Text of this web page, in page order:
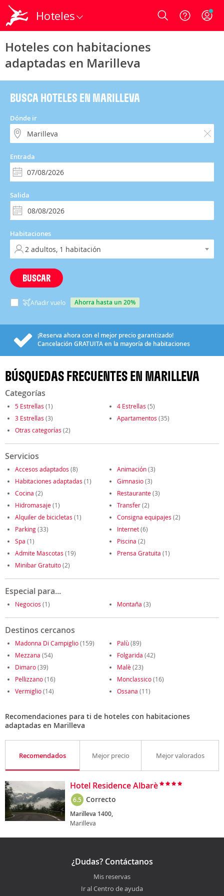
Hoteles Login
Hoteles con habitaciones
adaptadas en Marilleva
BUSCA HOTELES EN MARILLEVA
Dónde ir
Entrada
Salida
Habitaciones
BUSCAR
Añadir vuelo ahorra hasta un 20%
¡Reserva ahora con el mejor precio garantizado!
Cancelación GRATUITAen la mayoría de habitaciones
BÚSQUEDAS FRECUENTES EN MARILLEVA
Categorías
5 Estrellas (1) 4 Estrellas (5)
3 Estrellas (3) Apartamentos (35)
Otras categorías (2)
Servicios
Accesos adaptados (8) Animación(3)
Habitaciones adaptadas (1) Gimnasio(3)
Cocina (2) Restaurante(3)
Hidromasaje(1) Transfer(2)
Alquiler de bicicletas (1) Consigna equipajes (2)
Parking(33) Internet(6)
Spa (1) Piscina (2)
Admite Mascotas (19) Prensa Gratuita (1)
Minibar Gratuito(2)
Especial para...
Negocios (1) Montaña (3)
Destinos cercanos
Madonna Di Campiglio(159) Palù(89)
Mezzana (54) Folgarida (42)
Dimaro(39) Malè(23)
Pellizzano(16) Monclassico(16)
Vermiglio(14) Ossana (11)
Recomendaciones para ti de hoteles con habitaciones
adaptadas en Marilleva
Recomendados Mejor precio Mejor valorados
Hotel Residence Albarè
6.5 Correcto
Marilleva 1400,
Marilleva
¿Dudas? Contáctanos
Mis reservas
Ir al Centro de ayuda